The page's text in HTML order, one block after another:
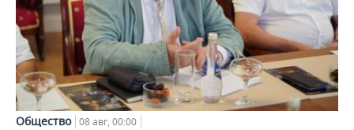
Общество 08 авг, 00:00